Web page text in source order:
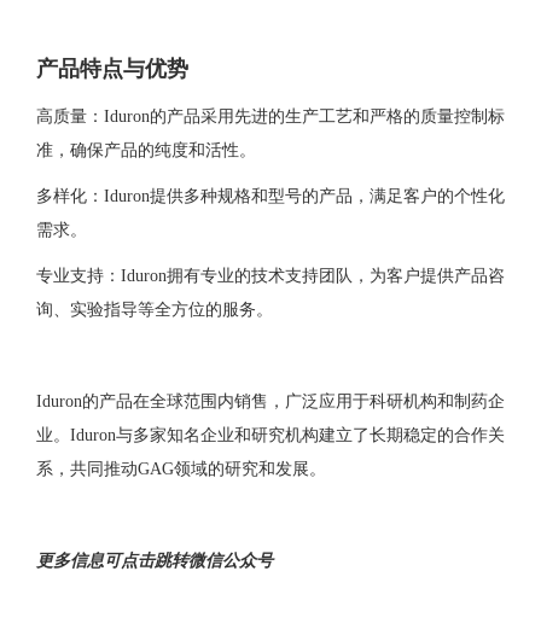
产品特点与优势
高质量：Iduron的产品采用先进的生产工艺和严格的质量控制标
准，确保产品的纯度和活性。
多样化：Iduron提供多种规格和型号的产品，满足客户的个性化
需求。
专业支持：Iduron拥有专业的技术支持团队，为客户提供产品咨
询、实验指导等全方位的服务。
Iduron的产品在全球范围内销售，广泛应用于科研机构和制药企
业。Iduron与多家知名企业和研究机构建立了长期稳定的合作关
系，共同推动GAG领域的研究和发展。
更多信息可点击跳转微信公众号